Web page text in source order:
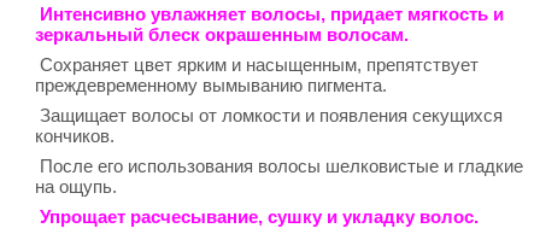
Интенсивно увлажняет волосы, придает мягкость и
зеркальный блеск окрашенным волосам.
Сохраняет цвет ярким и насыщенным, препятствует
преждевременному вымыванию пигмента.
Защищает волосы от ломкости и появления секущихся
кончиков.
После его использования волосы шелковистые и гладкие
на ощупь.
Упрощает расчесывание, сушку и укладку волос.